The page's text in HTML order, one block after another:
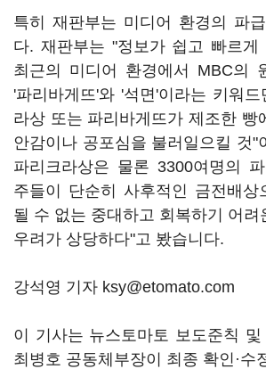
특히 재판부는 미디어 환경의 파
다. 재판부는 "정보가 쉽고 빠르게
최근의 미디어 환경에서 MBC의
'파리바게뜨'와 '석면'이라는 키워
라상 또는 파리바게뜨가 제조한 빵
안감이나 공포심을 불러일으킬 것"
파리크라상은 물론 3300여명의
주들이 단순히 사후적인 금전배상
될 수 없는 중대하고 회복하기 어려
우려가 상당하다"고 봤습니다.
강석영 기자 ksy@etomato.com
이 기사는 뉴스토마토 보도준칙
최병호 공동체부장이 최종 확인·수